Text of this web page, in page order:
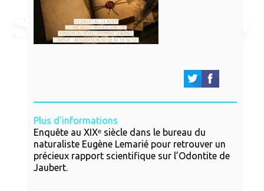
Plus d'informations
Enquête au XIXᵉ siècle dans le bureau du
naturaliste Eugène Lemarié pour retrouver un
précieux rapport scientifique sur l’Odontite de
Jaubert.